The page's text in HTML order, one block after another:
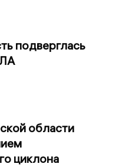
подверглась
области
циклона